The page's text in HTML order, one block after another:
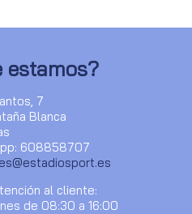
estamos?
7
Blanca
608858707
al cliente:
de 08:30 a 16:00